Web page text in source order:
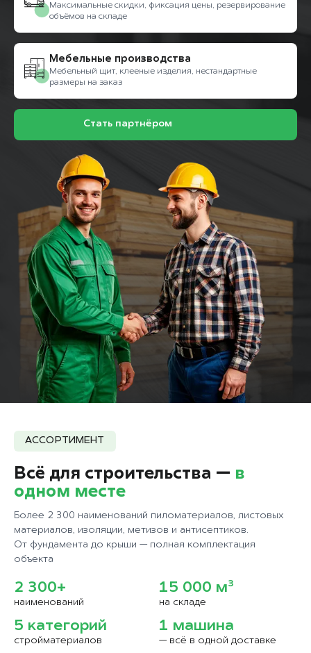
Максимальные скидки, фиксация цены, резервирование
объёмов на складе
Мебельные производства
Мебельный щит, клееные изделия, нестандартные
размеры на заказ
Стать партнёром
АССОРТИМЕНТ
Всё для строительства — в
одном месте
Более 2 300 наименований пиломатериалов, листовых
материалов, изоляции, метизов и антисептиков.
От фундамента до крыши — полная комплектация
объекта
2 300+
наименований
15 000 м³
на складе
5 категорий
стройматериалов
1 машина
— всё в одной доставке